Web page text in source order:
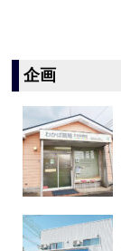
企画